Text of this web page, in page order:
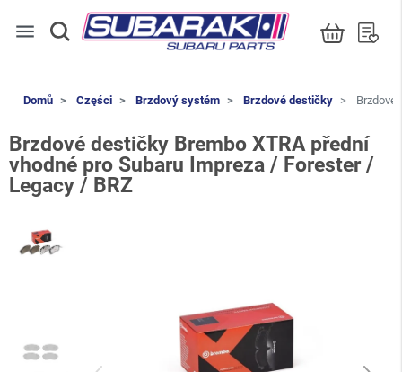
menu
Domů Części Brzdový systém Brzdové destičky Brzdové
Brzdové destičky Brembo XTRA přední
vhodné pro Subaru Impreza / Forester /
Legacy / BRZ